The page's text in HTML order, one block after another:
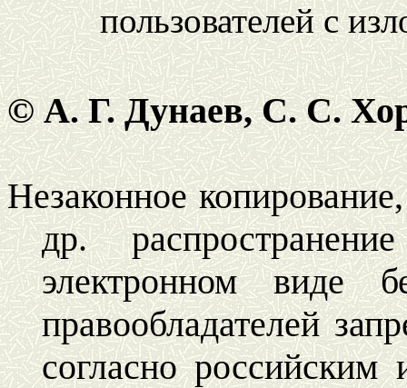
пользователей с
© А. Г. Дунаев, С. С.
Незаконное
др.
электронном виде
правообладателей
согласно